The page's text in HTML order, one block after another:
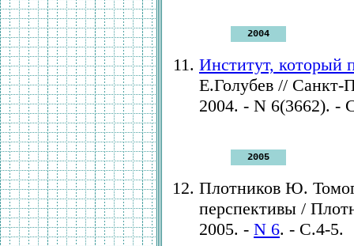
2004
Институт, который
Е.Голубев // Санкт-
2004. - N 6(3662). -
2005
Плотников Ю.
перспективы /
2005. - N 6. - С.4-5.